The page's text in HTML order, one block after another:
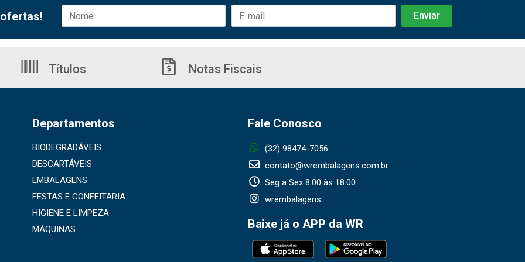
Títulos Notas Fiscais
Departamentos
BIODEGRADÁVEIS
DESCARTÁVEIS
EMBALAGENS
FESTAS E CONFEITARIA
HIGIENE E LIMPEZA
MÁQUINAS
Fale Conosco
(32) 98474-7056
contato@wrembalagens.com.br
Seg a Sex 8:00 às 18:00
wrembalagens
Baixe já o APP da WR